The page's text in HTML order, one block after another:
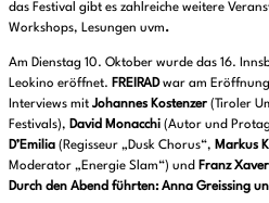
das Festival gibt es zahlreiche weitere
Workshops, Lesungen uvm.
Am Dienstag 10. Oktober wurde das 16.
Leokino eröffnet. FREIRADwar am
Interviews mit Johannes Kostenzer (Tiroler
Festivals), David Monacchi (Autor und
D’Emilia (Regisseur „Dusk Chorus“, Markus
Moderator „Energie Slam“) und Franz
Durch den Abend führten: Anna Greissing